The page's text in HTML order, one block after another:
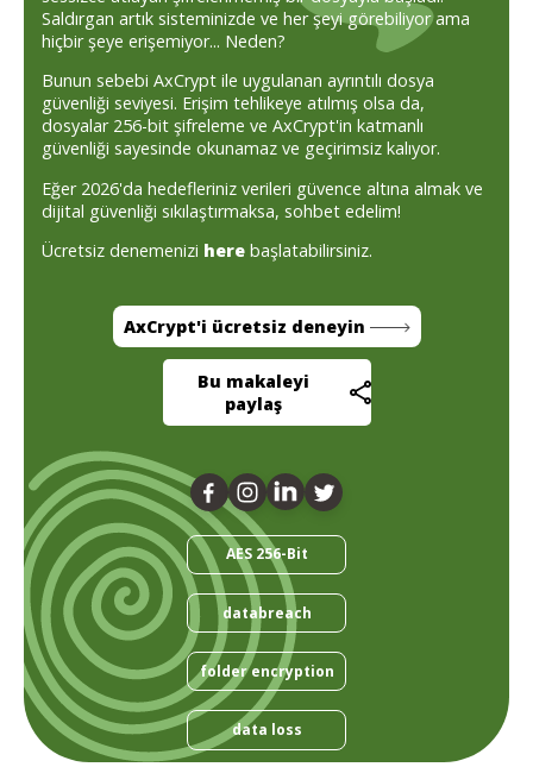
Saldırgan artık sisteminizde ve her şeyi görebiliyor ama
hiçbir şeye erişemiyor... Neden?
Bunun sebebi AxCrypt ile uygulanan ayrıntılı dosya
güvenliği seviyesi. Erişim tehlikeye atılmış olsa da,
dosyalar 256-bit şifreleme ve AxCrypt'in katmanlı
güvenliği sayesinde okunamaz ve geçirimsiz kalıyor.
Eğer 2026'da hedefleriniz verileri güvence altına almak ve
dijital güvenliği sıkılaştırmaksa, sohbet edelim!
Ücretsiz denemenizi here başlatabilirsiniz.
AxCrypt'i ücretsiz deneyin
Bu makaleyi
paylaş
AES 256-Bit
databreach
folder encryption
data loss